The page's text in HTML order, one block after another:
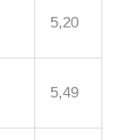
5,20
5,49